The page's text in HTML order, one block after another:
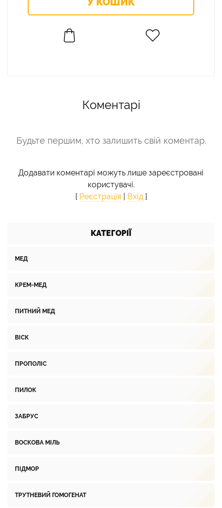
Коментарі
Будьте першим, хто залишить свій коментар.
Додавати коментарі можуть лише зареєстровані
користувачі.
[ Реєстрація Вхід]
КАТЕГОРІЇ
МЕД
КРЕМ-МЕД
ПИТНИЙ МЕД
ВІСК
ПРОПОЛІС
ПИЛОК
ЗАБРУС
ВОСКОВА МІЛЬ
ПІДМОР
ТРУТНЕВИЙ ГОМОГЕНАТ